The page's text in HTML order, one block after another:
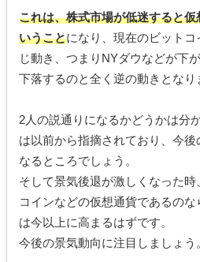
これは、株式市場が低迷すると
いうことになり、現在のビット
じ動き、つまりNYダウなどが下
下落するのと全く逆の動きとなり
2人の説通りになるかどうかは分
は以前から指摘されており、今
なるところでしょう。
そして景気後退が激しくなった
コインなどの仮想通貨であるの
は今以上に高まるはずです。
今後の景気動向に注目しましょう